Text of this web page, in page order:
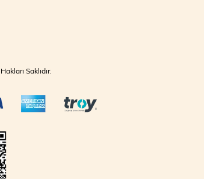
Saklıdır.